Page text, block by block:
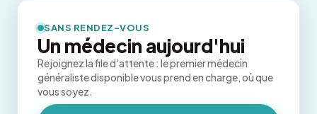
SANS RENDEZ-VOUS
Un médecin aujourd'hui
Rejoignez la file d'attente : le premier médecin
généraliste disponible vous prend en charge, où que
vous soyez.